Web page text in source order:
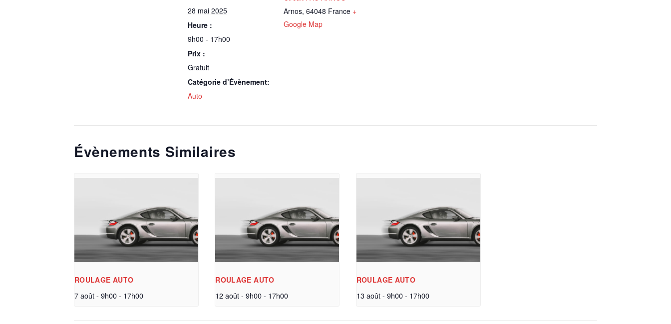
28 mai 2025
Heure :
9h00 - 17h00
Prix :
Gratuit
Catégorie d’Évènement:
Auto
Arnos, 64048 France +
Google Map
Évènements Similaires
ROULAGE AUTO
7 août - 9h00- 17h00
ROULAGE AUTO
12 août - 9h00 - 17h00
ROULAGE AUTO
13 août - 9h00 - 17h00